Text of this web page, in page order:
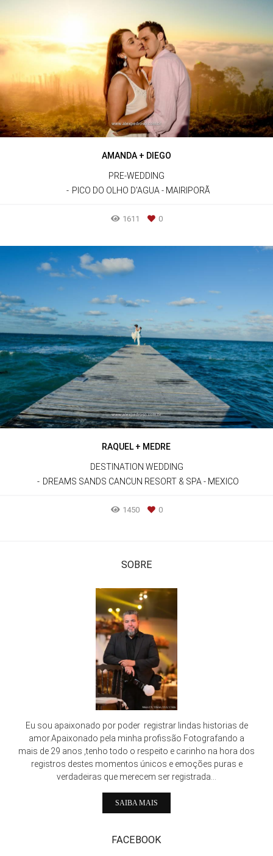
AMANDA + DIEGO
PRE-WEDDING
PICO DO OLHO D'AGUA - MAIRIPORÃ
1611 0
RAQUEL + MEDRE
DESTINATION WEDDING
DREAMS SANDS CANCUN RESORT & SPA - MEXICO
1450 0
SOBRE
Eu sou apaixonado por poder registrar lindas historias de
amor.Apaixonado pela minha profissão Fotografando a
mais de 29 anos ,tenho todo o respeito e carinho na hora dos
registros destes momentos únicos e emoções puras e
verdadeiras que merecem ser registrada...
SAIBA MAIS
FACEBOOK